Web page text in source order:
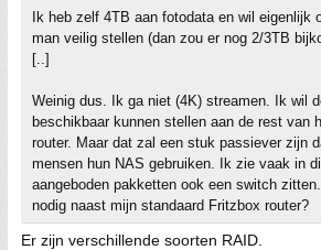
Ik heb zelf 4TB aan fotodata en wil eigenlijk
man veilig stellen (dan zou er nog 2/3TB
[..]
Weinig dus. Ik ga niet (4K) streamen. Ik wil
beschikbaar kunnen stellen aan de rest van
router. Maar dat zal een stuk passiever zijn
mensen hun NAS gebruiken. Ik zie vaak in
aangeboden pakketten ook een switch
nodig naast mijn standaard Fritzbox router?
Er zijn verschillende soorten RAID.